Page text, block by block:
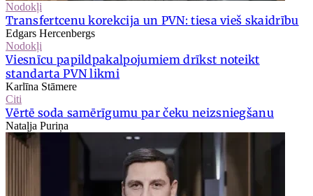
Nodokļi
Transfertcenu korekcija un PVN: tiesa vieš skaidrību
Edgars Hercenbergs
Nodokļi
Viesnīcu papildpakalpojumiem drīkst noteikt
standarta PVN likmi
Karlīna Stāmere
Citi
Vērtē soda samērīgumu par čeku neizsniegšanu
Nataļja Puriņa